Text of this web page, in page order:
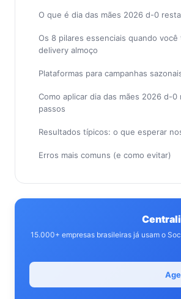
O que é dia das mães 2026 d-0
Os 8 pilares essenciais quando
delivery almoço
Plataformas para campanhas
Como aplicar dia das mães 2026 d-
passos
Resultados típicos: o que esperar
Erros mais comuns (e como evitar)
15.000+ empresas brasileiras já usam o